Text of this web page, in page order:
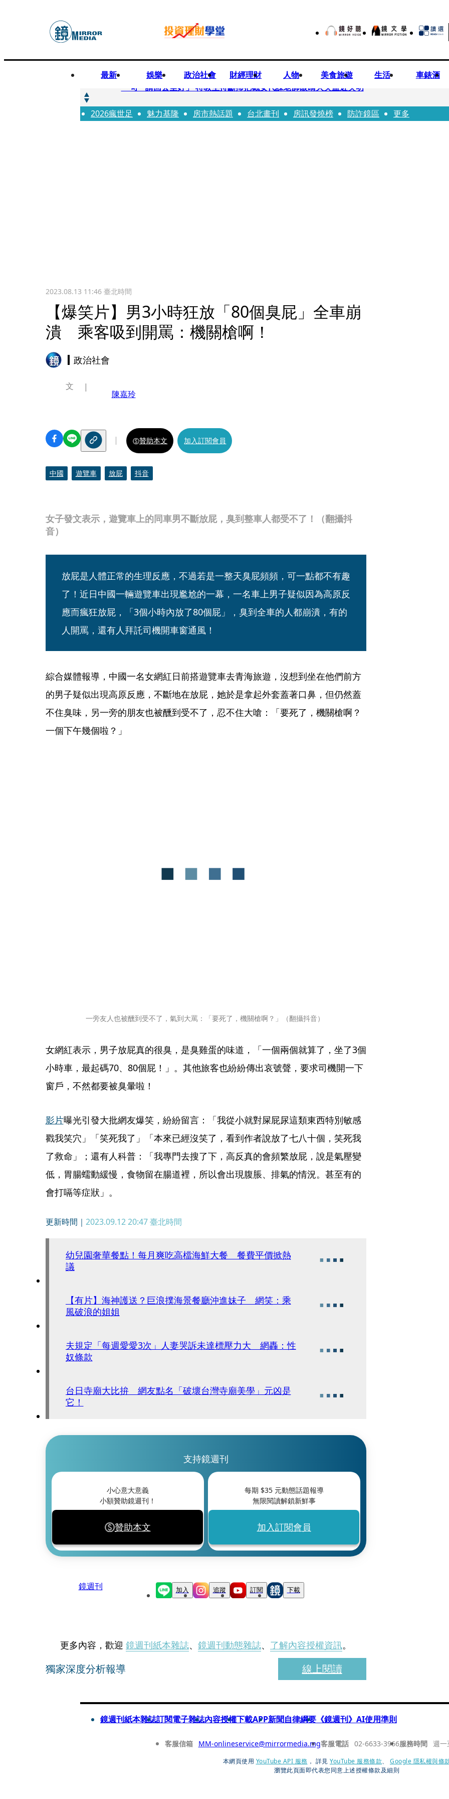
最新 娛樂 政治社會 財經理財 人物 美食旅遊 生活 車錶酒
快訊
一句「請回去坐好」 特教生持斷掃把戳女代課老師眼睛大失血近失明
快訊
新聞內幕／員工4月就反映毒油 中聯高層隱匿鐵證曝光
2026瘋世足 魅力基隆 房市熱話題 台北畫刊 房訊發燒榜 防詐鏡區 更多
2023.08.13 11:46臺北時間
【爆笑片】男3小時狂放「80個臭屁」全車崩
潰 乘客吸到開罵：機關槍啊！
政治社會
女子發文表示，遊覽車上的同車男不斷放屁，臭到整車人都受不了！（翻攝抖
音）
文
陳嘉玲
贊助本文 加入訂閱會員
中國 遊覽車 放屁 抖音
放屁是人體正常的生理反應，不過若是一整天臭屁頻頻，可一點都不有趣
了！近日中國一輛遊覽車出現尷尬的一幕，一名車上男子疑似因為高原反
應而瘋狂放屁，「3個小時內放了80個屁」，臭到全車的人都崩潰，有的
人開罵，還有人拜託司機開車窗通風！
綜合媒體報導，中國一名女網紅日前搭遊覽車去青海旅遊，沒想到坐在他們前方
的男子疑似出現高原反應，不斷地在放屁，她於是拿起外套蓋著口鼻，但仍然蓋
不住臭味，另一旁的朋友也被醺到受不了，忍不住大嗆：「要死了，機關槍啊？
一個下午幾個啦？」
一旁友人也被醺到受不了，氣到大罵：「要死了，機關槍啊？」（翻攝抖音）
女網紅表示，男子放屁真的很臭，是臭雞蛋的味道，「一個兩個就算了，坐了3個
小時車，最起碼70、80個屁！」。其他旅客也紛紛傳出哀號聲，要求司機開一下
窗戶，不然都要被臭暈啦！
影片曝光引發大批網友爆笑，紛紛留言：「我從小就對屎屁尿這類東西特別敏感
戳我笑穴」「笑死我了」「本來已經沒笑了，看到作者說放了七八十個，笑死我
了救命」；還有人科普：「我專門去搜了下，高反真的會頻繁放屁，說是氣壓變
低，胃腸蠕動緩慢，食物留在腸道裡，所以會出現腹脹、排氣的情況。甚至有的
會打嗝等症狀」。
更新時間｜ 2023.09.12 20:47臺北時間
幼兒園奢華餐點！每月爽吃高檔海鮮大餐 餐費平價掀熱
議
【有片】海神護送？巨浪撲海景餐廳沖進妹子 網笑：乘
風破浪的姐姐
夫規定「每週愛愛3次」人妻哭訴未達標壓力大 網轟：性
奴條款
台日寺廟大比拚 網友點名「破壞台灣寺廟美學」元凶是
它！
支持鏡週刊
小心意大意義
小額贊助鏡週刊！
贊助本文
每期 $35元動態話題報導
無限閱讀解鎖新鮮事
加入訂閱會員
鏡週刊 加入 追蹤 訂閱 下載
更多內容，歡迎 鏡週刊紙本雜誌、 鏡週刊動態雜誌、 了解內容授權資訊。
獨家深度分析報導 線上閱讀
鏡週刊紙本雜誌訂閱電子雜誌內容授權下載APP新聞自律綱要 《鏡週刊》AI使用準則
客服信箱 MM-onlineservice@mirrormedia.mg客服電話 02-6633-3966服務時間 週一
本網頁使用 YouTube API 服務 ， 詳見 YouTube 服務條款、
Google 隱私權與條
瀏覽此頁面即代表您同意上述授權條款及細則